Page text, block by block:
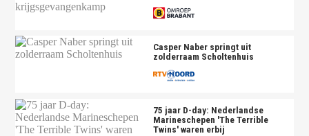
Casper Naber springt uit
zolderraam Scholtenhuis
75 jaar D-day: Nederlandse
Marineschepen 'The Terrible
Twins' waren erbij